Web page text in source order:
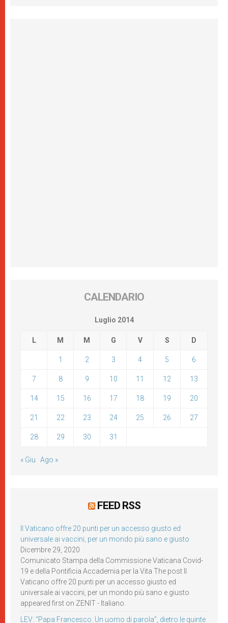
CALENDARIO
Luglio 2014
L M M G V S D
1 2 3 4 5 6
7 8 9 10 11 12 13
14 15 16 17 18 19 20
21 22 23 24 25 26 27
28 29 30 31
« Giu Ago »
FEED RSS
Il Vaticano offre 20 punti per un accesso giusto ed
universale ai vaccini, per un mondo più sano e giusto
Dicembre 29, 2020
Comunicato Stampa della Commissione Vaticana Covid-
19 e della Pontificia Accademia per la Vita The post Il
Vaticano offre 20 punti per un accesso giusto ed
universale ai vaccini, per un mondo più sano e giusto
appeared first on ZENIT - Italiano.
LEV: “Papa Francesco. Un uomo di parola”, dietro le quinte